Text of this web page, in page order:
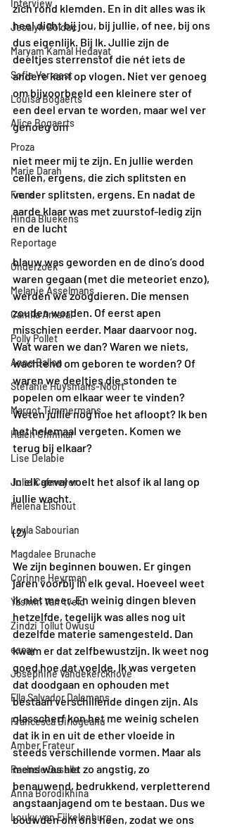
Interview
Jesalyn Bolduc
Maryam Kamal Hedayat
Sofie Verraest
Louisa Bogaerts
Alice Bogaerts
Proza
Marie Darah
Frans
Hinda Bluekens
Reportage
Onderzoek
Melanie Asselmans
Camila Amaral
Polly Pollet
Anne Ballon
Stefanie Huysmans-Noort
Margot Timmermans
Haleh Chinikar
Lise Delabie
Julie Cafmeyer
Helena Elshout
Layla Sabourian
Magdalee Brunache
Corinne Heyrman
Yasmin Van 'tveld
Zindzi Tollut Owusu
essay
Joséphine Vandekerckhove
Ella Salvador Dalemans
Francesca Birlogeanu
Amber Frateur
Rachele Gusella
Anna Borodikhina
Louky van Eijkelenburg
zich rond klemden. En in dit alles was ik
heel dicht bij jou, bij jullie, of nee, bij ons
dus eigenlijk. Bij Ik. Jullie zijn de
deeltjes sterrenstof die nét iets de
andere kant op vlogen. Niet ver genoeg
om bijvoorbeeld een kleinere ster of
een deel ervan te worden, maar wel ver
genoeg om
niet meer mij te zijn. En jullie werden
cellen, ergens, die zich splitsten en
verder splitsten, ergens. En nadat de
aarde klaar was met zuurstof-ledig zijn
en de lucht
blauw was geworden en de dino’s dood
waren gegaan (met die meteoriet enzo),
werden we zoogdieren. Die mensen
zouden worden. Of eerst apen
misschien eerder. Maar daarvoor nog.
Wat waren we dan? Waren we niets,
wachtend om geboren te worden? Of
waren we deeltjes die stonden te
popelen om elkaar weer te vinden?
Weten jullie nog hoe het afloopt? Ik ben
het helemaal vergeten. Komen we
terug bij elkaar?
In elk geval voelt het alsof ik al lang op
jullie wacht.
(2)
We zijn beginnen bouwen. Er gingen
jaren voorbij in elk geval. Hoeveel weet
ik niet meer. En weinig dingen bleven
hetzelfde, tegelijk was alles nog uit
dezelfde materie samengesteld. Dan
kwam er dat zelfbewustzijn. Ik weet nog
goed hoe dat voelde. Ik was vergeten
dat doodgaan en ophouden met
bestaan verschillende dingen zijn. Als
glasscherf kon het me weinig schelen
dat ik in en uit de ether vloeide in
steeds verschillende vormen. Maar als
mens was het zo angstig, zo
benauwend, bedrukkend, verpletterend
angstaanjagend om te bestaan. Dus we
bouwden om ons heen, zodat we ons